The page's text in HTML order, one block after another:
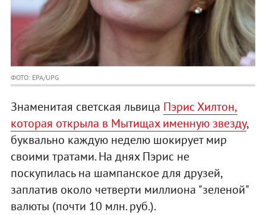
ФОТО: EPA/UPG
Знаменитая светская львица Пэрис Хилтон,
которая открыла в Мытищах именную звезду,
буквально каждую неделю шокирует мир
своими тратами. На днях Пэрис не
поскупилась на шампанское для друзей,
заплатив около четверти миллиона "зеленой"
валюты (почти 10 млн. руб.).